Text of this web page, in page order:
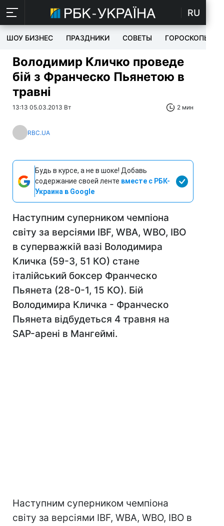
RU
ШОУ БИЗНЕС ПРАЗДНИКИ СОВЕТЫ ГОРОСКОПЫ
Володимир Кличко проведе
бій з Франческо Пьянетою в
травні
13:13 05.03.2013 Вт 2 мин
RBC.UA
Будь в курсе, а не в шоке! Добавь
содержание своей ленте вместе с РБК-
Украина в Google
Наступним суперником чемпіона
світу за версіями IBF, WBA, WBO, IBO
в суперважкій вазі Володимира
Кличка (59-3, 51 КО) стане
італійський боксер Франческо
Пьянета (28-0-1, 15 КО). Бій
Володимира Кличка - Франческо
Пьянета відбудеться 4 травня на
SAP-арені в Мангеймі.
Наступним суперником чемпіона
світу за версіями IBF, WBA, WBO, IBO в